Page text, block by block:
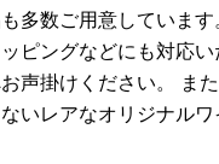
多数ご用意していま
ピングなどにも対応い
声掛けください。 ま
いレアなオリジナルワ